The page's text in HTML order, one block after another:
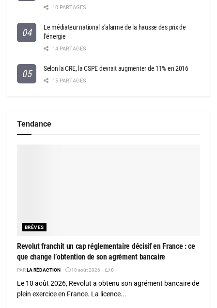
10 PARTAGES
Le médiateur national s’alarme de la hausse des prix de
l’énergie
14 PARTAGES
Selon la CRE, la CSPE devrait augmenter de 11% en 2016
15 PARTAGES
Tendance
BRÈVES
Revolut franchit un cap réglementaire décisif en France : ce
que change l’obtention de son agrément bancaire
PAR LA RÉDACTION 10 août 2026 0
Le 10 août 2026, Revolut a obtenu son agrément bancaire de
plein exercice en France. La licence...